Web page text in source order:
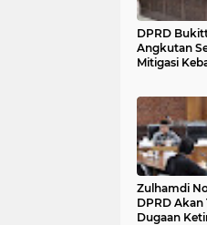
DPRD
Angkutan
Mitigasi
Zulhamdi
DPRD Akan
Dugaan